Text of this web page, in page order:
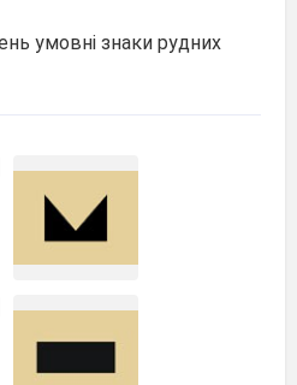
умовні знаки рудних